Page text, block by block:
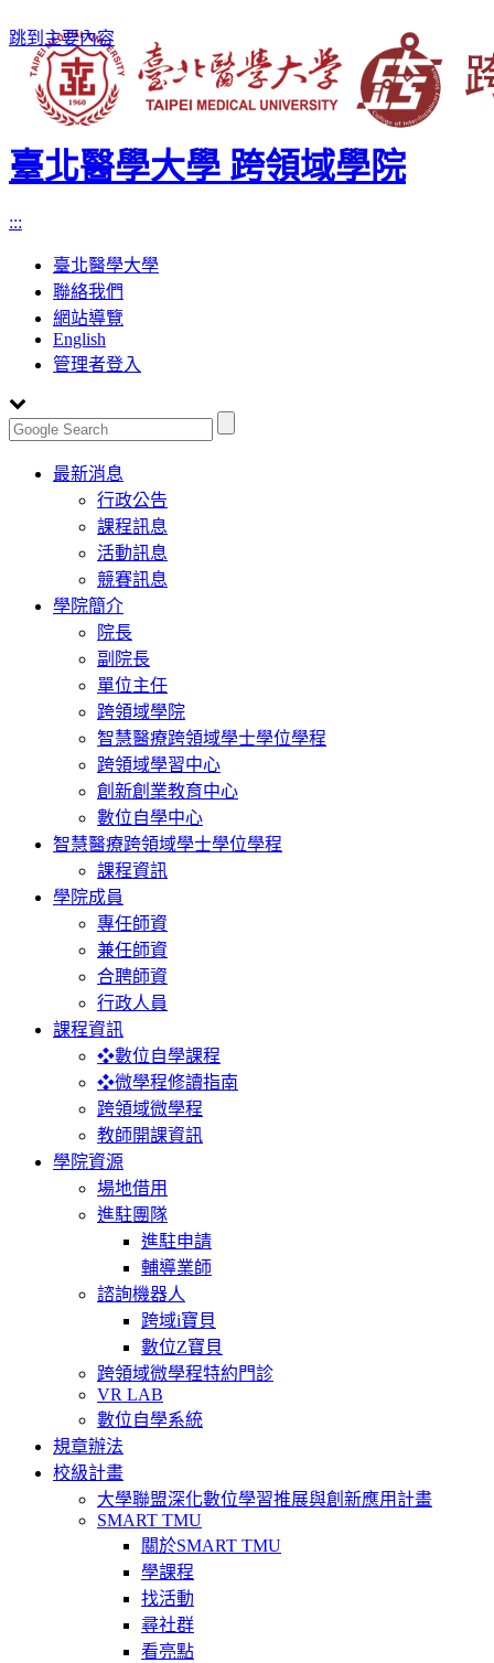
跳到主要內容
臺北醫學大學 跨領域學院
:::
臺北醫學大學
聯絡我們
網站導覽
English
管理者登入
Toggle
navigation
最新消息
行政公告
課程訊息
活動訊息
競賽訊息
學院簡介
院長
副院長
單位主任
跨領域學院
智慧醫療跨領域學士學位學程
跨領域學習中心
創新創業教育中心
數位自學中心
智慧醫療跨領域學士學位學程
課程資訊
學院成員
專任師資
兼任師資
合聘師資
行政人員
課程資訊
❖數位自學課程
❖微學程修讀指南
跨領域微學程
教師開課資訊
學院資源
場地借用
進駐團隊
進駐申請
輔導業師
諮詢機器人
跨域i寶貝
數位Z寶貝
跨領域微學程特約門診
VR LAB
數位自學系統
規章辦法
校級計畫
大學聯盟深化數位學習推展與創新應用計畫
SMART TMU
關於SMART TMU
學課程
找活動
尋社群
看亮點